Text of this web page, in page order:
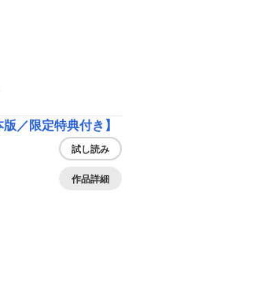
／限定特典付き】
試し読み
作品詳細